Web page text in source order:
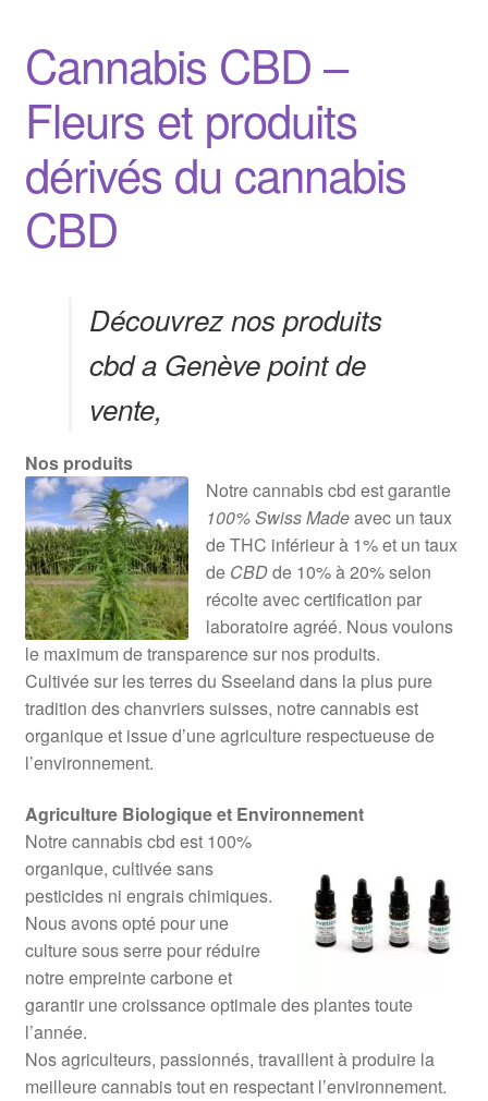
Cannabis CBD –
Fleurs et produits
dérivés du cannabis
CBD
Découvrez nos produits
cbd a Genève point de
vente,
Nos produits
Notre cannabis cbd est garantie
100% Swiss Madeavec un taux
de THC inférieur à 1% et un taux
deCBDde 10% à 20% selon
récolte avec certification par
laboratoire agréé. Nous voulons
le maximum de transparence sur nos produits.
Cultivée sur les terres du Sseeland dans la plus pure
tradition des chanvriers suisses, notre cannabis est
organique et issue d’une agriculture respectueuse de
l’environnement.
Agriculture Biologique et Environnement
Notre cannabis cbd est 100%
organique, cultivée sans
pesticides ni engrais chimiques.
Nous avons opté pour une
culture sous serre pour réduire
notre empreinte carbone et
garantir une croissance optimale des plantes toute
l’année.
Nos agriculteurs, passionnés, travaillent à produire la
meilleure cannabis tout en respectant l’environnement.